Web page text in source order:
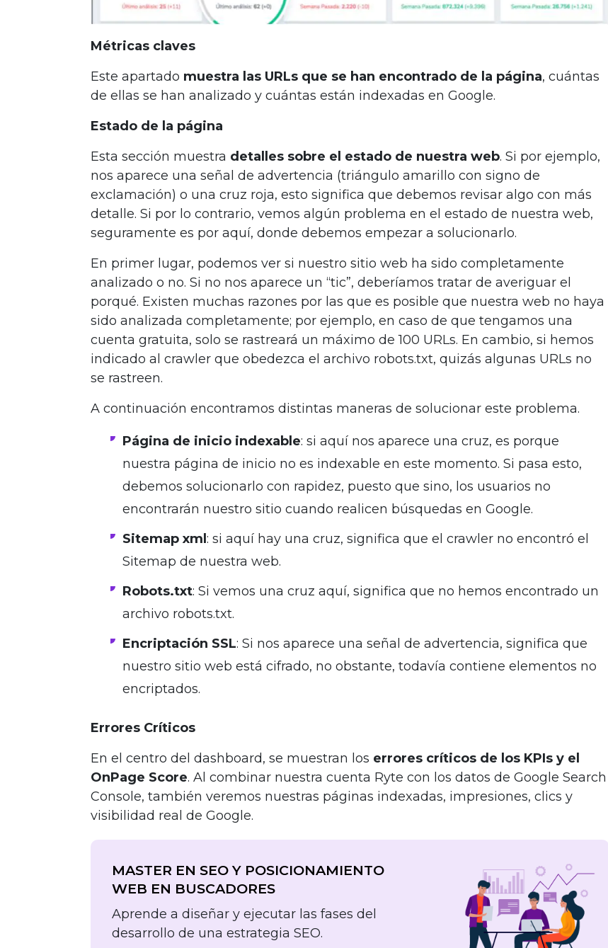
Métricas claves
Este apartado muestra las URLs que se han encontrado de la página, cuántas
de ellas se han analizado y cuántas están indexadas en Google.
Estado de la página
Esta sección muestra detalles sobre el estado de nuestra web. Si por ejemplo,
nos aparece una señal de advertencia (triángulo amarillo con signo de
exclamación) o una cruz roja, esto significa que debemos revisar algo con más
detalle. Si por lo contrario, vemos algún problema en el estado de nuestra web,
seguramente es por aquí, donde debemos empezar a solucionarlo.
En primer lugar, podemos ver si nuestro sitio web ha sido completamente
analizado o no. Si no nos aparece un “tic”, deberíamos tratar de averiguar el
porqué. Existen muchas razones por las que es posible que nuestra web no haya
sido analizada completamente; por ejemplo, en caso de que tengamos una
cuenta gratuita, solo se rastreará un máximo de 100 URLs. En cambio, si hemos
indicado al crawler que obedezca el archivo robots.txt, quizás algunas URLs no
se rastreen.
A continuación encontramos distintas maneras de solucionar este problema.
Página de inicio indexable: si aquí nos aparece una cruz, es porque
nuestra página de inicio no es indexable en este momento. Si pasa esto,
debemos solucionarlo con rapidez, puesto que sino, los usuarios no
encontrarán nuestro sitio cuando realicen búsquedas en Google.
Sitemap xml : si aquí hay una cruz, significa que el crawler no encontró el
Sitemap de nuestra web.
Robots.txt: Si vemos una cruz aquí, significa que no hemos encontrado un
archivo robots.txt.
Encriptación SSL: Si nos aparece una señal de advertencia, significa que
nuestro sitio web está cifrado, no obstante, todavía contiene elementos no
encriptados.
Errores Críticos
En el centro del dashboard, se muestran los errores críticos de los KPIs y el
OnPage Score. Al combinar nuestra cuenta Ryte con los datos de Google Search
Console, también veremos nuestras páginas indexadas, impresiones, clics y
visibilidad real de Google.
MASTER EN SEO Y POSICIONAMIENTO
WEB EN BUSCADORES
Aprende a diseñar y ejecutar las fases del
desarrollo de una estrategia SEO.